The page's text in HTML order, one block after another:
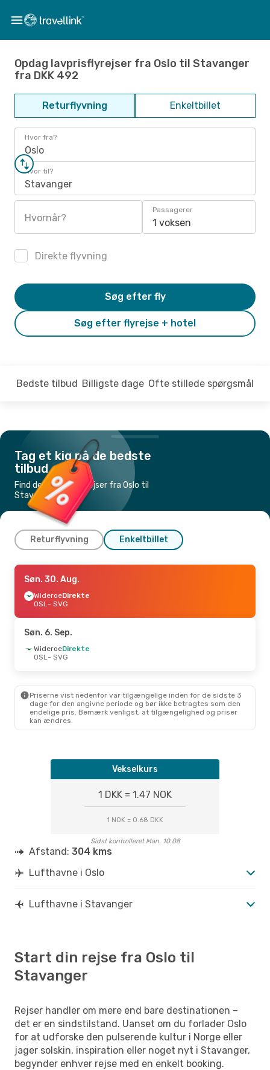
Opdag lavprisflyrejser fra Oslo til Stavanger
fra DKK 492
Returflyvning Enkeltbillet
Hvor fra?
Oslo
Hvor til?
Stavanger
Hvornår?
Passagerer
1 voksen
Direkte flyvning
Søg efter flyrejse + hotel
Søg efter fly
Bedste tilbud Billigste dage Ofte stillede spørgsmål
Tag et kig på de bedste
tilbud
Find de billigste flyrejser fra Oslo til
Stavanger
Returflyvning Enkeltbillet
Ons. 26. Aug.
Scandinavian Airlines
OSL- SVG
SVG- OSL
Søn. 30. Aug.
WideroeDirekte
OSL- SVG
Søn. 6. Sep.
WideroeDirekte
OSL- SVG
Priserne vist nedenfor var tilgængelige inden for de sidste 3
dage for den angivne periode og bør ikke betragtes som den
endelige pris. Bemærk venligst, at tilgængelighed og priser
kan ændres.
Vekselkurs
1 DKK = 1.47 NOK
1 NOK = 0.68 DKK
Sidst kontrolleret Man. 10.08
Afstand: 304 kms
Lufthavne i Oslo
Lufthavne i Stavanger
Start din rejse fra Oslo til
Stavanger
Rejser handler om mere end bare destinationen –
det er en sindstilstand. Uanset om du forlader Oslo
for at udforske den pulserende kultur i Norge eller
jager solskin, inspiration eller noget nyt i Stavanger,
begynder enhver rejse med en enkelt booking.